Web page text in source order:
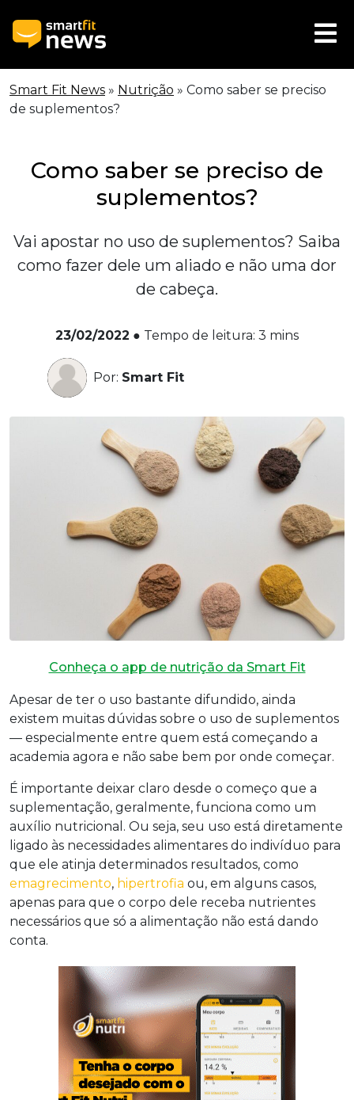
Smart Fit News » Nutrição » Como saber se preciso
de suplementos?
Como saber se preciso de
suplementos?
Vai apostar no uso de suplementos? Saiba
como fazer dele um aliado e não uma dor
de cabeça.
23/02/2022 ● Tempo de leitura: 3 mins
Por: Smart Fit
Conheça o app de nutrição da Smart Fit
Apesar de ter o uso bastante difundido, ainda
existem muitas dúvidas sobre o uso de suplementos
— especialmente entre quem está começando a
academia agora e não sabe bem por onde começar.
É importante deixar claro desde o começo que a
suplementação, geralmente, funciona como um
auxílio nutricional. Ou seja, seu uso está diretamente
ligado às necessidades alimentares do indivíduo para
que ele atinja determinados resultados, como
emagrecimento, hipertrofia ou, em alguns casos,
apenas para que o corpo dele receba nutrientes
necessários que só a alimentação não está dando
conta.